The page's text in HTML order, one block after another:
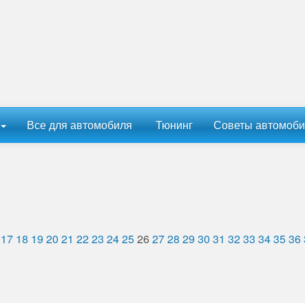
Все для автомобиля Тюнинг Советы
17 18 19 20 21 2223 2425262728 29 30 31 3233 343536